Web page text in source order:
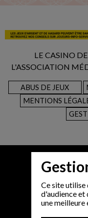
LE CASINO
L'ASSOCIATION
ABUS DE JEUX
MENTIONS
Ce site utilise
d'audience et
une meilleure